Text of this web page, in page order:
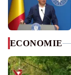
ECONOMIE